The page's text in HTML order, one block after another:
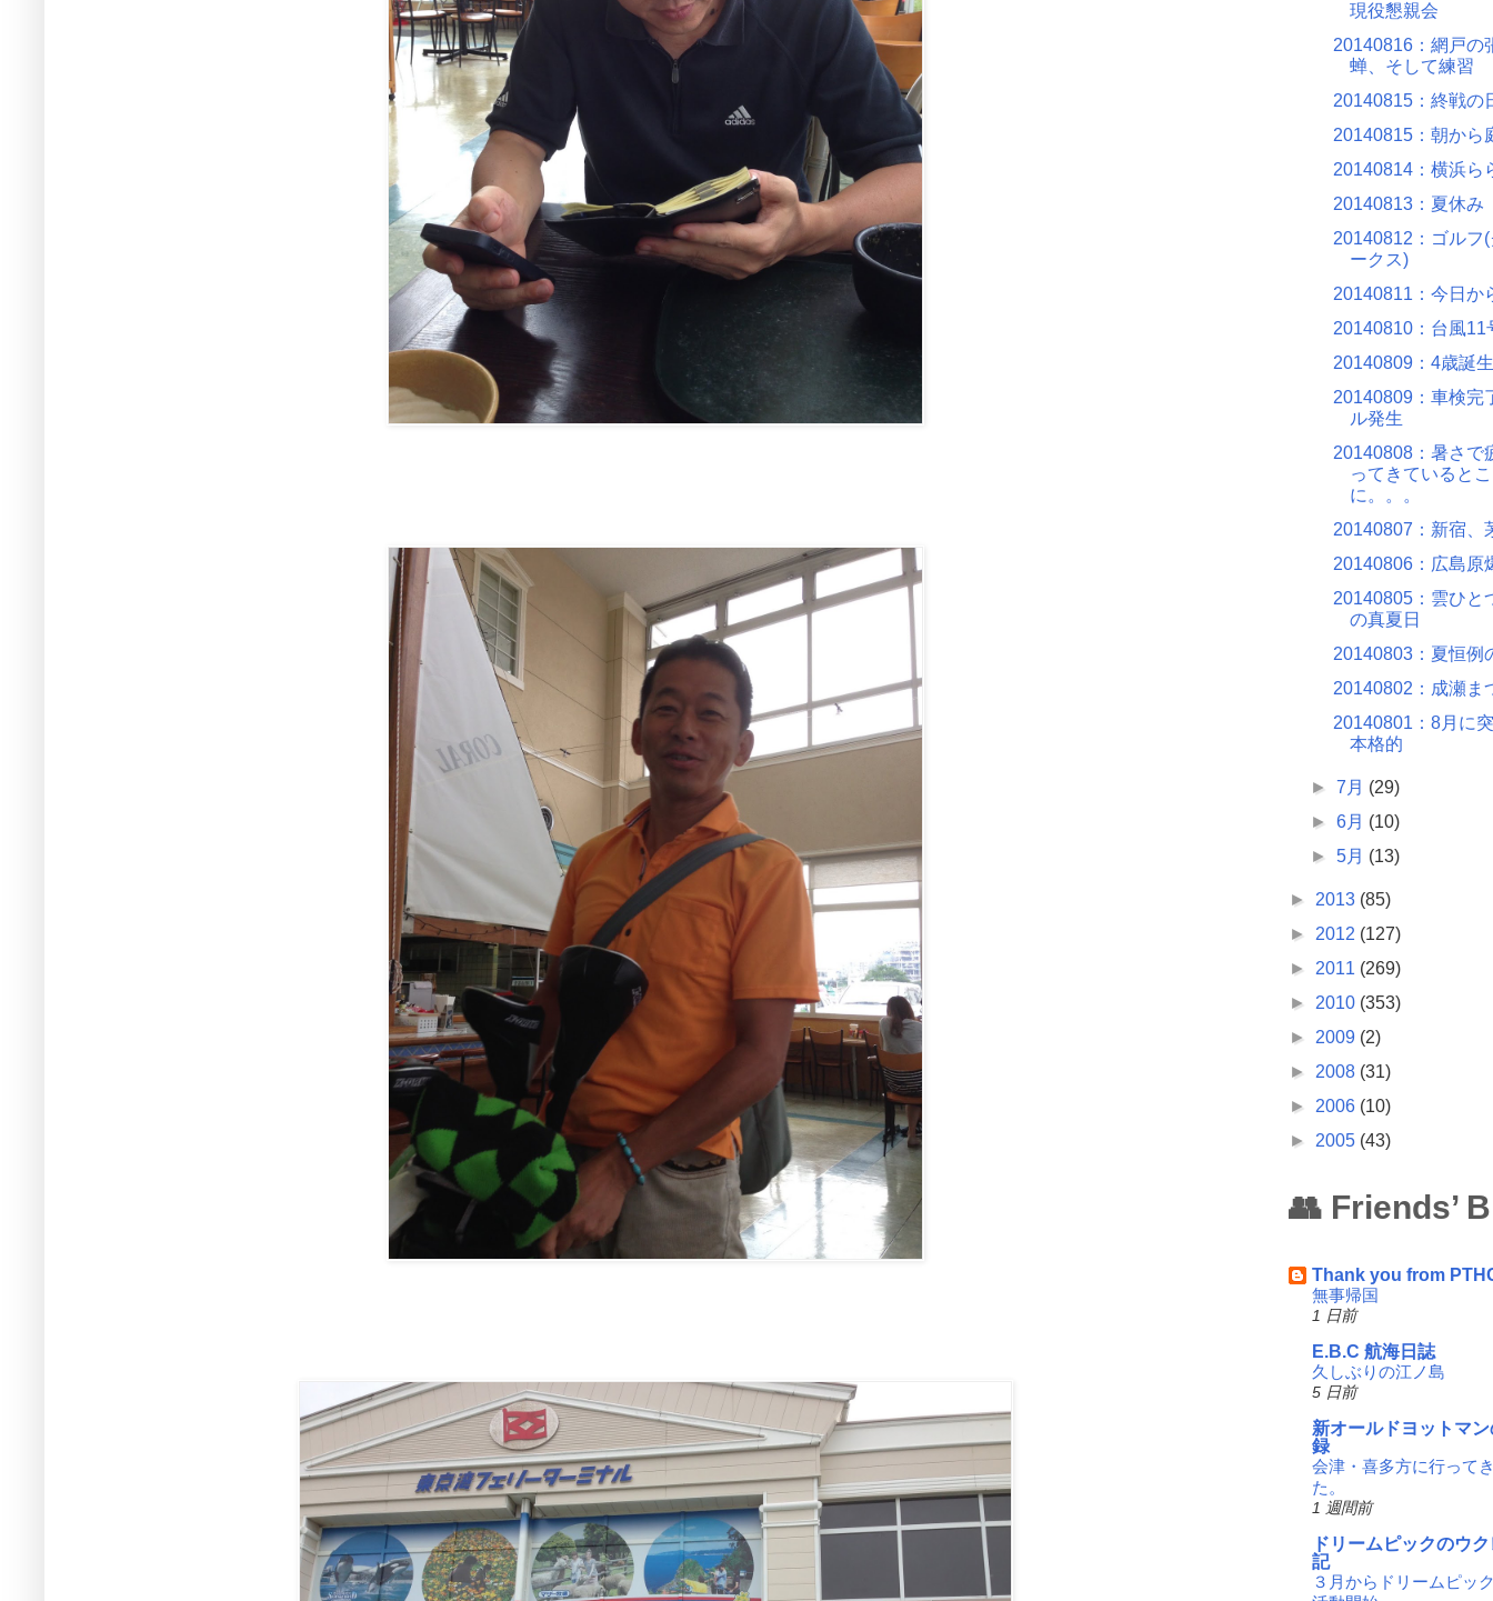
現役懇親会
20140816：網戸の
蝉、そして練習
20140815：終戦の
20140815：朝から
20140814：横浜ら
20140813：夏休み
20140812：ゴルフ
ークス)
20140811：今日か
20140810：台風11
20140809：4歳誕
20140809：車検完
ル発生
20140808：暑さで
ってきていると
に。。。
20140807：新宿、
20140806：広島原
20140805：雲ひと
の真夏日
20140803：夏恒例
20140802：成瀬ま
20140801：8月に
本格的
►7月 (29)
►6月 (10)
►5月 (13)
► 2013 (85)
► 2012 (127)
► 2011 (269)
► 2010 (353)
► 2009 (2)
► 2008 (31)
► 2006 (10)
► 2005 (43)
👥 Friends’
Thank you from
無事帰国
1 日前
E.B.C 航海日誌
久しぶりの江ノ島
5 日前
新オールドヨットマ
録
会津・喜多方に行って
た。
1 週間前
ドリームピックのウ
記
３月からドリームピッ